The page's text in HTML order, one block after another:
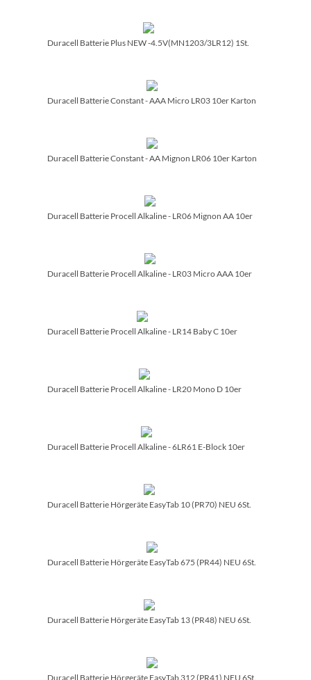
Duracell Batterie Plus NEW -4.5V(MN1203/­3LR12) 1St.
Duracell Batterie Constant - AAA Micro LR03 10er Karton
Duracell Batterie Constant - AA Mignon LR06 10er Karton
Duracell Batterie Procell Alkaline - LR06 Mignon AA 10er
Duracell Batterie Procell Alkaline - LR03 Micro AAA 10er
Duracell Batterie Procell Alkaline - LR14 Baby C 10er
Duracell Batterie Procell Alkaline - LR20 Mono D 10er
Duracell Batterie Procell Alkaline - 6LR61 E-Block 10er
Duracell Batterie Hörgeräte EasyTab 10 (PR70) NEU 6St.
Duracell Batterie Hörgeräte EasyTab 675 (PR44) NEU 6St.
Duracell Batterie Hörgeräte EasyTab 13 (PR48) NEU 6St.
Duracell Batterie Hörgeräte EasyTab 312 (PR41) NEU 6St.